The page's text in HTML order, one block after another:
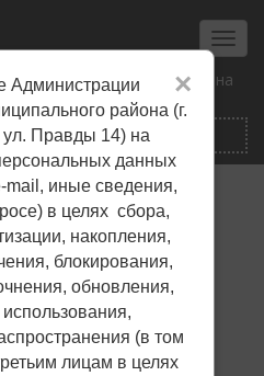
×
Администрации
района (г.
ул. Правды 14) на
данных
иные сведения,
в целях сбора,
накопления,
блокирования,
обновления,
(в том
лицам в целях
муниципального района